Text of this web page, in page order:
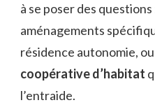
à se poser des
aménagements
résidence autonomie,
coopérative d’habitat
l’entraide.